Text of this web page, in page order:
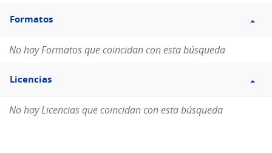
Filtro
Formatos
Formatos
No hay Formatos que coincidan con esta búsqueda
Filtro
Licencias
Licencias
No hay Licencias que coincidan con esta búsqueda